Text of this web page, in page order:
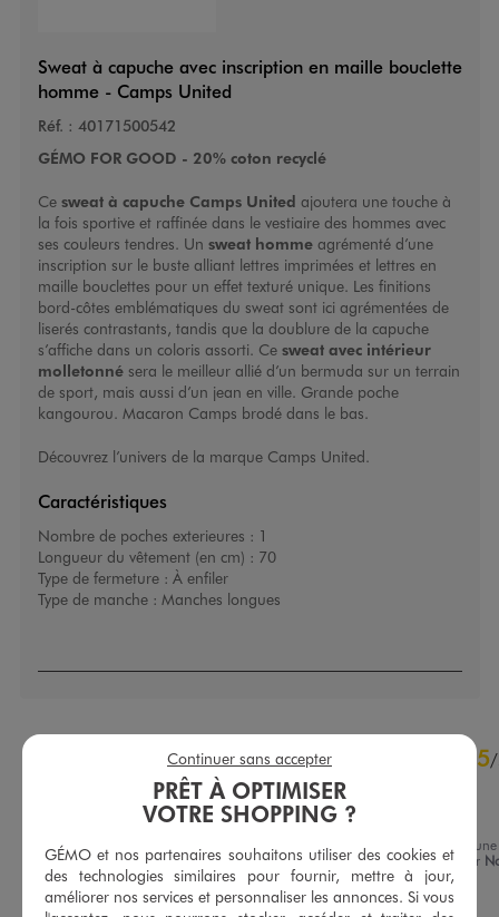
Sweat à capuche avec inscription en maille bouclette
homme - Camps United
Réf. : 40171500542
GÉMO FOR GOOD - 20% coton recyclé
Ce sweat à capuche Camps United ajoutera une touche à
la fois sportive et raffinée dans le vestiaire des hommes avec
ses couleurs tendres. Un sweat hommeagrémenté d’une
inscription sur le buste alliant lettres imprimées et lettres en
maille bouclettes pour un effet texturé unique. Les finitions
bord-côtes emblématiques du sweat sont ici agrémentées de
liserés contrastants, tandis que la doublure de la capuche
s’affiche dans un coloris assorti. Ce sweat avec intérieur
molletonnésera le meilleur allié d’un bermuda sur un terrain
de sport, mais aussi d’un jean en ville. Grande poche
kangourou. Macaron Camps brodé dans le bas.
Découvrez l’univers de la marque Camps United.
Caractéristiques
Nombre de poches exterieures : 1
Longueur du vêtement (en cm) : 70
Type de fermeture : À enfiler
Type de manche : Manches longues
4.8/5
Basé sur
avis soumis à un
contrôle
Voir tous les avis sur ce site
5/
Avis vérifié et récompensé
Agréable
Avis du 06/03/2026
, suite à une
expérience du 19/02/2026 par
A.
PRÊT À OPTIMISER
VOTRE SHOPPING ?
GÉMO et nos partenaires souhaitons utiliser des cookies et
des technologies similaires pour fournir, mettre à jour,
améliorer nos services et personnaliser les annonces. Si vous
Continuer sans accepter